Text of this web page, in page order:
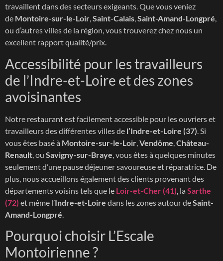
travaillent dans des secteurs exigeants. Que vous veniez
de Montoire-sur-le-Loir,Saint-Calais,Saint-Amand-Longpré,
ou d’autres villes de la région, vous trouverez chez nous un
excellent rapport qualité/prix.
Accessibilité pour les travailleurs
de l’Indre-et-Loire et des zones
avoisinantes
Notre restaurant est facilement accessible pour les ouvriers et
travailleurs des différentes villes de l’Indre-et-Loire (37) . Si
vous êtes basé à Montoire-sur-le-Loir Vendôme Château-
Renault , ou Savigny-sur-Braye , vous êtes à quelques minutes
seulement d’une pause déjeuner savoureuse et réparatrice. De
plus, nous accueillons également des clients provenant des
départements voisins tels que le Loir-et-Cher (41) , la Sarthe
(72) et même l’Indre-et-Loire dans les zones autour deSaint-
Amand-Longpré
Pourquoi choisir L’Escale
Montoirienne ?